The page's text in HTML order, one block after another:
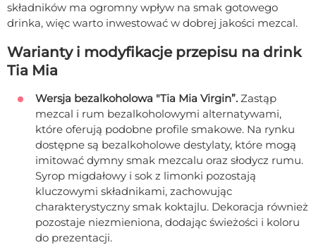
składników ma ogromny wpływ na smak gotowego
drinka, więc warto inwestować w dobrej jakości mezcal.
Warianty i modyfikacje przepisu na drink
Tia Mia
Wersja bezalkoholowa "Tia Mia Virgin”. Zastąp
mezcal i rum bezalkoholowymi alternatywami,
które oferują podobne profile smakowe. Na rynku
dostępne są bezalkoholowe destylaty, które mogą
imitować dymny smak mezcalu oraz słodycz rumu.
Syrop migdałowy i sok z limonki pozostają
kluczowymi składnikami, zachowując
charakterystyczny smak koktajlu. Dekoracja również
pozostaje niezmieniona, dodając świeżości i koloru
do prezentacji.